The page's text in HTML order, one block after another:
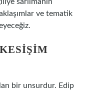
ve tematik
bir unsurdur. Edip